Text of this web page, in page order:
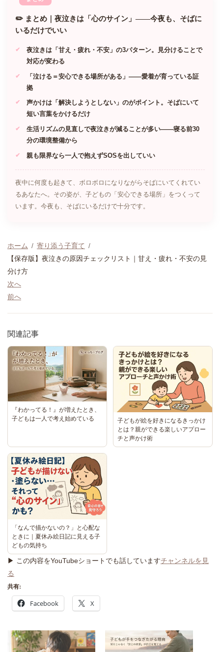
✏️ まとめ｜夜泣きは「心のサイン」——今夜も、そばに
いるだけでいい
夜泣きは「甘え・疲れ・不安」の3パターン。見分けることで
対応が変わる
「泣ける＝安心できる場所がある」——愛着が育っている証
拠
声かけは「解決しようとしない」のがポイント。そばにいて
短い言葉をかけるだけ
生活リズムの見直しで夜泣きが減ることが多い——寝る前30
分の環境整備から
親も限界なら一人で抱えずSOSを出していい
夜中に何度も起きて、ボロボロになりながらそばにいてくれてい
るあなたへ。その姿が、子どもの「安心できる場所」をつくって
います。今夜も、そばにいるだけで十分です。
ホーム
寄り添う子育て
【保存版】夜泣きの原因チェックリスト｜甘え・疲れ・不安の見
分け方
次へ
前へ
関連記事
『わかってる！』が増えたとき、
子どもは一人で考え始めている
子どもが絵を好きになるきっかけ
とは？親ができる楽しいアプロー
チと声かけ術
「なんで描かないの？」と心配な
ときに｜夏休み絵日記に見える子
どもの気持ち
▶ この内容をYouTubeショートでも話していますチャンネルを見
る
共有:
Facebook X